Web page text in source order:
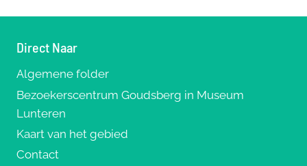
Direct Naar
Algemene folder
Bezoekerscentrum Goudsberg in Museum
Lunteren
Kaart van het gebied
Contact